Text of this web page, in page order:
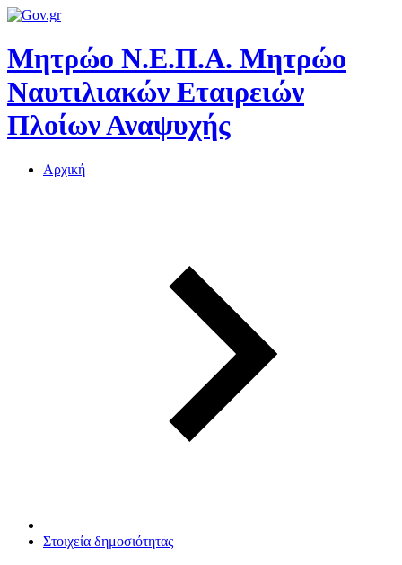
Μητρώο Ν.Ε.Π.Α. Μητρώο
Ναυτιλιακών Εταιρειών
Πλοίων Αναψυχής
Αρχική
Στοιχεία δημοσιότητας